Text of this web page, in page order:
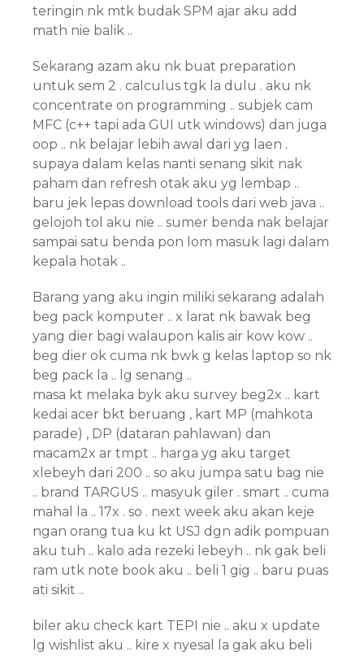
teringin nk mtk budak SPM ajar aku add
math nie balik ..
Sekarang azam aku nk buat preparation
untuk sem 2 . calculus tgk la dulu . aku nk
concentrate on programming .. subjek cam
MFC (c++ tapi ada GUI utk windows) dan juga
oop .. nk belajar lebih awal dari yg laen .
supaya dalam kelas nanti senang sikit nak
paham dan refresh otak aku yg lembap ..
baru jek lepas download tools dari web java ..
gelojoh tol aku nie .. sumer benda nak belajar
sampai satu benda pon lom masuk lagi dalam
kepala hotak ..
Barang yang aku ingin miliki sekarang adalah
beg pack komputer .. x larat nk bawak beg
yang dier bagi walaupon kalis air kow kow ..
beg dier ok cuma nk bwk g kelas laptop so nk
beg pack la .. lg senang ..
masa kt melaka byk aku survey beg2x .. kart
kedai acer bkt beruang , kart MP (mahkota
parade) , DP (dataran pahlawan) dan
macam2x ar tmpt .. harga yg aku target
xlebeyh dari 200 .. so aku jumpa satu bag nie
.. brand TARGUS .. masyuk giler . smart .. cuma
mahal la .. 17x . so . next week aku akan keje
ngan orang tua ku kt USJ dgn adik pompuan
aku tuh .. kalo ada rezeki lebeyh .. nk gak beli
ram utk note book aku .. beli 1 gig .. baru puas
ati sikit ..
biler aku check kart TEPI nie .. aku x update
lg wishlist aku .. kire x nyesal la gak aku beli